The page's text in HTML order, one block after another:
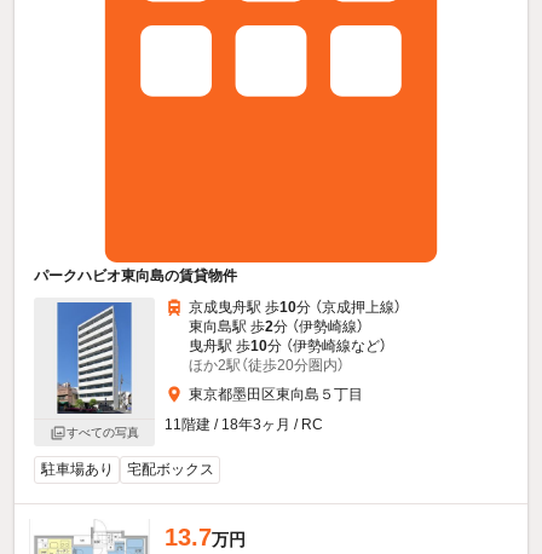
パークハビオ東向島の賃貸物件
すべての写真
京成曳舟駅 歩10分 （京成押上線）
東向島駅 歩2分 （伊勢崎線）
曳舟駅 歩10分 （伊勢崎線など）
ほか2駅（徒歩20分圏内）
東京都墨田区東向島５丁目
11階建 / 18年3ヶ月 / RC
駐車場あり 宅配ボックス
13.7万円